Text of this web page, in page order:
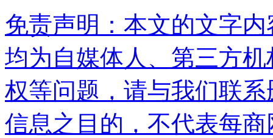
免责声明：本文的文字
均为自媒体人、第三方
权等问题，请与我们联
信息之目的，不代表每